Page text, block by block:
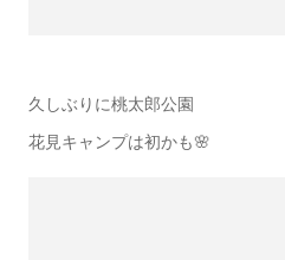
久しぶりに桃太郎公園
花見キャンプは初かも🌸